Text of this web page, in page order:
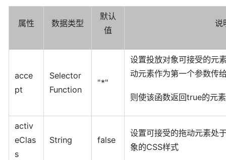
属性 数据类型
默认
值
说
acce
pt
Selector
Function
"*"
设置投放对象可接受的元
动元素作为第一个参数传
则使该函数返回true的元
activ
eClas
s
String false
设置可接受的拖动元素处
象的CSS样式